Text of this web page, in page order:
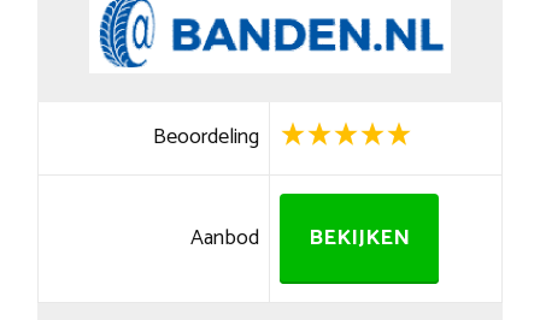
Beoordeling
Aanbod BEKIJKEN